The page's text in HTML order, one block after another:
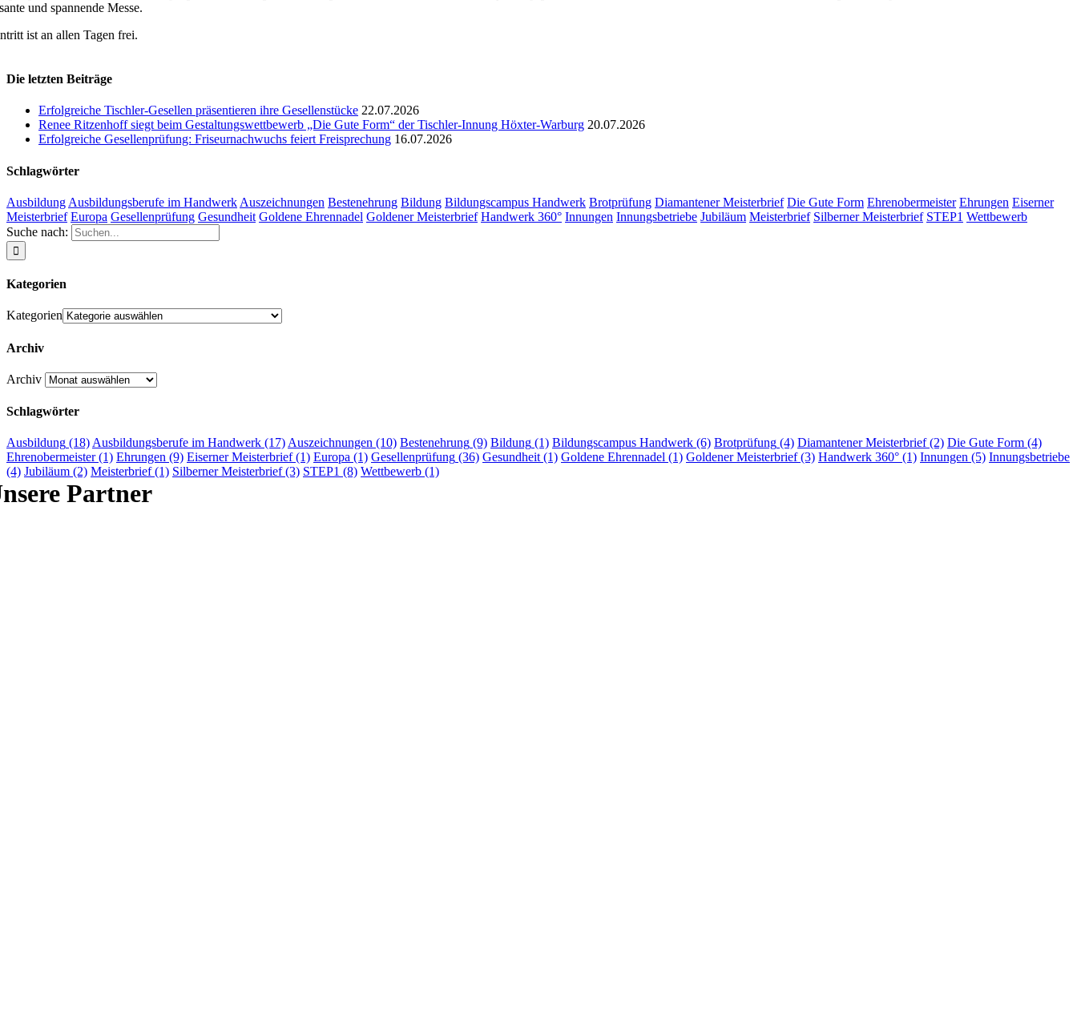
und spannende Messe.
ist an allen Tagen frei.
Die letzten Beiträge
Erfolgreiche Tischler-Gesellen präsentieren ihre Gesellenstücke 22.07.2026
Renee Ritzenhoff siegt beim Gestaltungswettbewerb „Die Gute Form“ der Tischler-Innung Höxter-Warburg 20.07.2026
Erfolgreiche Gesellenprüfung: Friseurnachwuchs feiert Freisprechung 16.07.2026
Schlagwörter
Ausbildung Ausbildungsberufe im Handwerk Auszeichnungen Bestenehrung Bildung Bildungscampus Handwerk Brotprüfung Diamantener Meisterbrief Die Gute Form Ehrenobermeister Ehrungen Eiserner
Meisterbrief Europa Gesellenprüfung Gesundheit Goldene Ehrennadel Goldener Meisterbrief Handwerk 360° Innungen Innungsbetriebe Jubiläum Meisterbrief Silberner Meisterbrief STEP1 Wettbewerb
Suche nach:
Kategorien
Kategorien
Archiv
Archiv
Schlagwörter
Ausbildung (18)Ausbildungsberufe im Handwerk (17)Auszeichnungen (10) Bestenehrung (9) Bildung (1) Bildungscampus Handwerk (6) Brotprüfung (4) Diamantener Meisterbrief(2) Die Gute Form (4)
Ehrenobermeister(1) Ehrungen (9) Eiserner Meisterbrief(1) Europa (1) Gesellenprüfung (36) Gesundheit(1) Goldene Ehrennadel (1) Goldener Meisterbrief(3) Handwerk 360° (1) Innungen (5) Innungsbetriebe
(4) Jubiläum (2) Meisterbrief(1) Silberner Meisterbrief(3) STEP1 (8) Wettbewerb (1)
Partner